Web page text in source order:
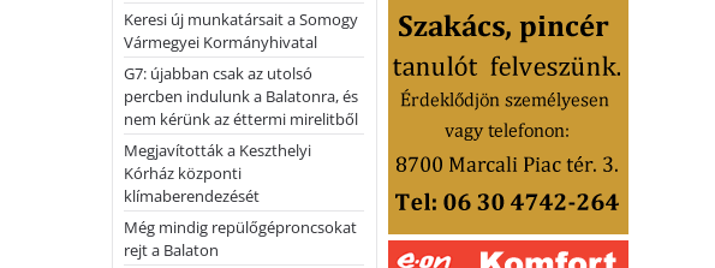
Keresi új munkatársait a Somogy
Vármegyei Kormányhivatal
G7: újabban csak az utolsó
percben indulunk a Balatonra, és
nem kérünk az éttermi mirelitből
Megjavították a Keszthelyi
Kórház központi
klímaberendezését
Még mindig repülőgéproncsokat
rejt a Balaton